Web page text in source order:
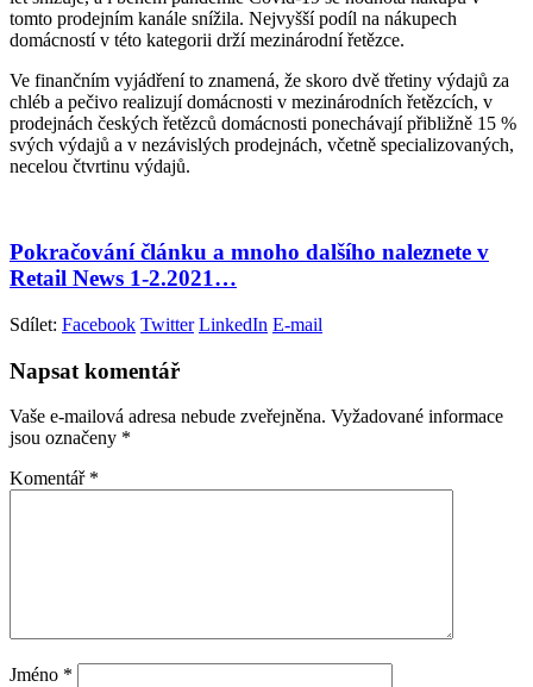
tomto prodejním kanále snížila. Nejvyšší podíl na nákupech
domácností v této kategorii drží mezinárodní řetězce.
Ve finančním vyjádření to znamená, že skoro dvě třetiny výdajů za
chléb a pečivo realizují domácnosti v mezinárodních řetězcích, v
prodejnách českých řetězců domácnosti ponechávají přibližně 15 %
svých výdajů a v nezávislých prodejnách, včetně specializovaných,
necelou čtvrtinu výdajů.
Pokračování článku a mnoho dalšího naleznete v
Retail News 1-2.2021…
Sdílet: Facebook Twitter LinkedIn E-mail
Napsat komentář
Vaše e-mailová adresa nebude zveřejněna. Vyžadované informace
jsou označeny *
Komentář *
Jméno *